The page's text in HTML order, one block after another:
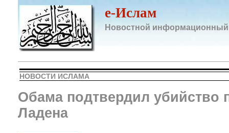
e-Ислам
Новостной информационный
НОВОСТИ ИСЛАМА
Обама подтвердил убийство
Ладена